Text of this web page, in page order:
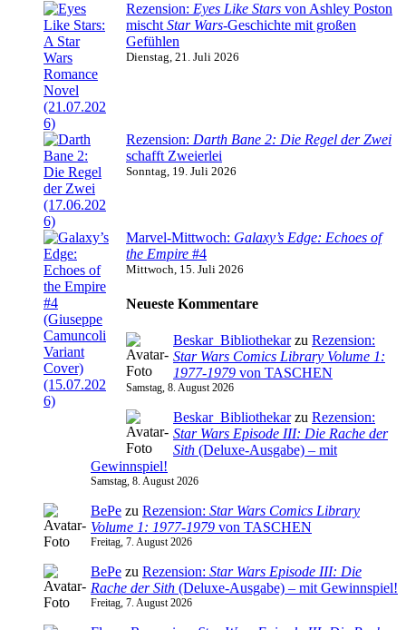
Rezension: Eyes Like Stars von Ashley Poston
mischt Star Wars-Geschichte mit großen
Gefühlen
Dienstag, 21. Juli 2026
Rezension: Darth Bane 2: Die Regel der Zwei
schafft Zweierlei
Sonntag, 19. Juli 2026
Marvel-Mittwoch: Galaxy’s Edge: Echoes of
the Empire #4
Mittwoch, 15. Juli 2026
Neueste Kommentare
Beskar_Bibliothekarzu Rezension:
Star Wars Comics Library Volume 1:
1977-1979 von TASCHEN
Samstag, 8. August 2026
Beskar_Bibliothekarzu Rezension:
Star Wars Episode III: Die Rache der
Sith (Deluxe-Ausgabe) – mit
Gewinnspiel!
Samstag, 8. August 2026
BePe zu Rezension: Star Wars Comics Library
Volume 1: 1977-1979 von TASCHEN
Freitag, 7. August 2026
BePe zu Rezension: Star Wars Episode III: Die
Rache der Sith (Deluxe-Ausgabe) – mit Gewinnspiel!
Freitag, 7. August 2026